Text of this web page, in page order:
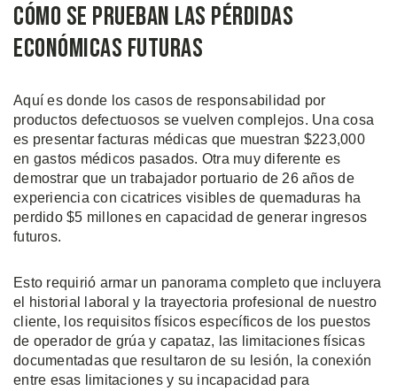
Cómo Se Prueban las Pérdidas
Económicas Futuras
Aquí es donde los casos de responsabilidad por
productos defectuosos se vuelven complejos. Una cosa
es presentar facturas médicas que muestran $223,000
en gastos médicos pasados. Otra muy diferente es
demostrar que un trabajador portuario de 26 años de
experiencia con cicatrices visibles de quemaduras ha
perdido $5 millones en capacidad de generar ingresos
futuros.
Esto requirió armar un panorama completo que incluyera
el historial laboral y la trayectoria profesional de nuestro
cliente, los requisitos físicos específicos de los puestos
de operador de grúa y capataz, las limitaciones físicas
documentadas que resultaron de su lesión, la conexión
entre esas limitaciones y su incapacidad para